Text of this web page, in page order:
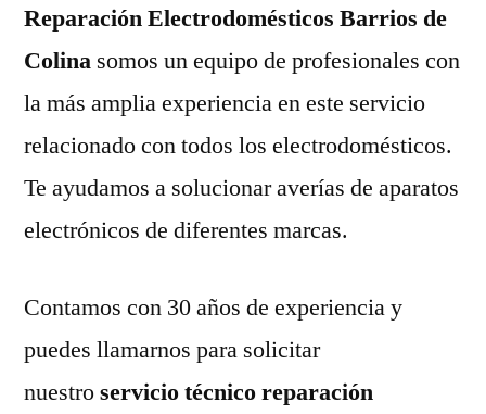
Reparación Electrodomésticos Barrios de
Colina somos un equipo de profesionales con
la más amplia experiencia en este servicio
relacionado con todos los electrodomésticos.
Te ayudamos a solucionar averías de aparatos
electrónicos de diferentes marcas.
Contamos con 30 años de experiencia y
puedes llamarnos para solicitar
nuestroservicio técnico reparación